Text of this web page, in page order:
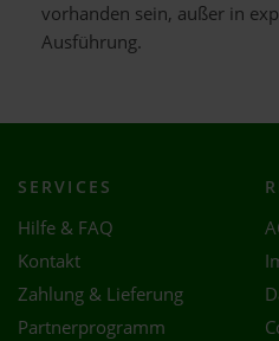
vorhanden sein, außer in
Ausführung.
SERVICES
Hilfe & FAQ
Kontakt
Zahlung & Lieferung
Partnerprogramm